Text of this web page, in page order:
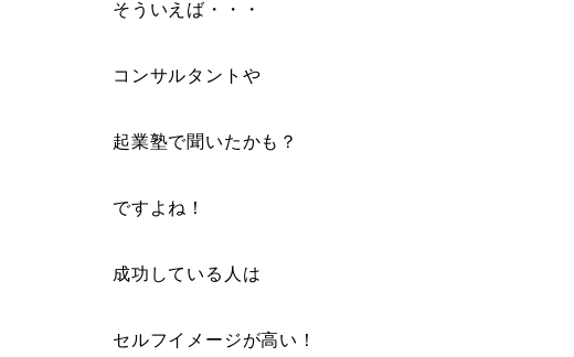
そういえば・・・
コンサルタントや
起業塾で聞いたかも？
ですよね！
成功している人は
セルフイメージが高い！